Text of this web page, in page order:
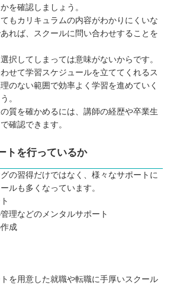
を確認しましょう。
もカリキュラムの内容がわかりにくいな
れば、スクールに問い合わせすることを
択してしまっては意味がないからです。
せて学習スケジュールを立ててくれるス
のない範囲で効率よく学習を進めていく
。
質を確かめるには、講師の経歴や卒業生
確認できます。
トを行っているか
の習得だけではなく、様々なサポートに
ルも多くなっています。
理などのメンタルサポート
成
を用意した就職や転職に手厚いスクール